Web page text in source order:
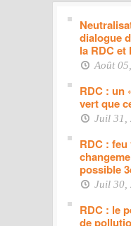
dialogue
la RDC et
Août
RDC : un
vert que
Juil 31,
RDC :
possible
Juil 30,
RDC : le
de